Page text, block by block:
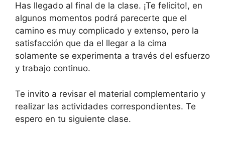
Has llegado al final de la clase. ¡Te felicito!, en
algunos momentos podrá parecerte que el
camino es muy complicado y extenso, pero la
satisfacción que da el llegar a la cima
solamente se experimenta a través del esfuerzo
y trabajo continuo.
Te invito a revisar el material complementario y
realizar las actividades correspondientes. Te
espero en tu siguiente clase.